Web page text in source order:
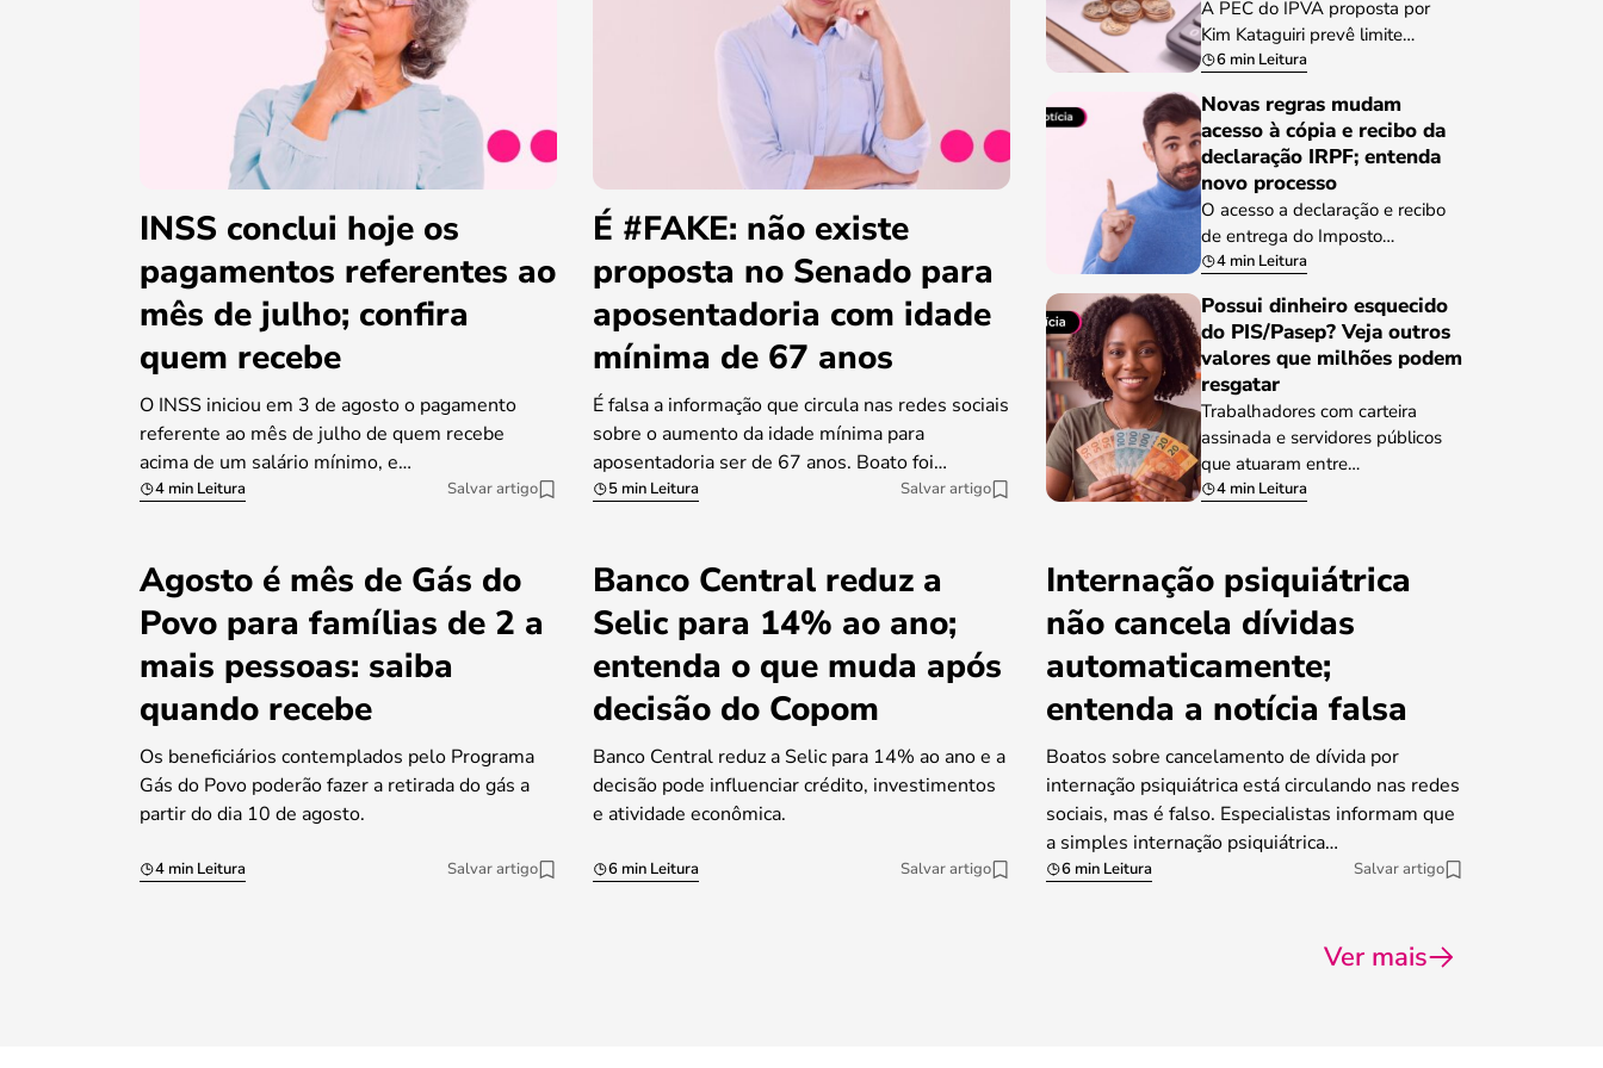
INSS conclui hoje os
pagamentos referentes ao
mês de julho; confira
quem recebe
O INSS iniciou em 3 de agosto o pagamento
referente ao mês de julho de quem recebe
acima de um salário mínimo, e…
4 min Leitura Salvar artigo
É #FAKE: não existe
proposta no Senado para
aposentadoria com idade
mínima de 67 anos
É falsa a informação que circula nas redes sociais
sobre o aumento da idade mínima para
aposentadoria ser de 67 anos. Boato foi…
5 min Leitura Salvar artigo
A PEC do IPVA proposta por
Kim Kataguiri prevê limite…
6 min Leitura
Novas regras mudam
acesso à cópia e recibo da
declaração IRPF; entenda
novo processo
O acesso a declaração e recibo
de entrega do Imposto…
4 min Leitura
Possui dinheiro esquecido
do PIS/Pasep? Veja outros
valores que milhões podem
resgatar
Trabalhadores com carteira
assinada e servidores públicos
que atuaram entre…
4 min Leitura
Agosto é mês de Gás do
Povo para famílias de 2 a
mais pessoas: saiba
quando recebe
Os beneficiários contemplados pelo Programa
Gás do Povo poderão fazer a retirada do gás a
partir do dia 10 de agosto.
4 min Leitura Salvar artigo
Banco Central reduz a
Selic para 14% ao ano;
entenda o que muda após
decisão do Copom
Banco Central reduz a Selic para 14% ao ano e a
decisão pode influenciar crédito, investimentos
e atividade econômica.
6 min Leitura Salvar artigo
Internação psiquiátrica
não cancela dívidas
automaticamente;
entenda a notícia falsa
Boatos sobre cancelamento de dívida por
internação psiquiátrica está circulando nas redes
sociais, mas é falso. Especialistas informam que
a simples internação psiquiátrica…
6 min Leitura Salvar artigo
Ver mais